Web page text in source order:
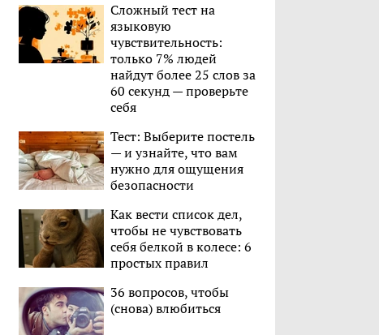
Сложный тест на
языковую
чувствительность:
только 7% людей
найдут более 25 слов за
60 секунд — проверьте
себя
Тест: Выберите постель
— и узнайте, что вам
нужно для ощущения
безопасности
Как вести список дел,
чтобы не чувствовать
себя белкой в колесе: 6
простых правил
36 вопросов, чтобы
(снова) влюбиться